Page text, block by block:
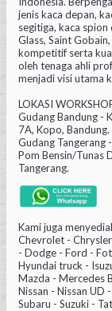
jenis kaca depan,
segitiga, kaca spion
Glass, Saint
kompetitif serta
oleh tenaga ahli
menjadi visi utama
LOKASI
Gudang Bandung -
7A, Kopo, Bandung.
Gudang Tangerang
Pom Bensin/Tunas
Tangerang.
Kami juga
Chevrolet -
- Dodge - Ford -
Hyundai truck -
Mazda - Mercedes
Nissan - Nissan UD
Subaru - Suzuki -